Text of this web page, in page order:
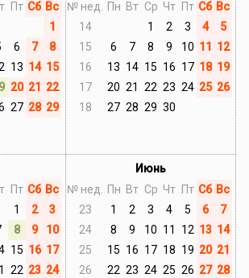
Пт Сб Вс
1
6 7
8
13 14 15
20 21
22
27 28 29
№ нед. Пн Вт Ср Чт Пт Сб Вс
14
1 2 3 4
5
15
6 7 8 9 10 11
12
16
13 14 15 16 17 18 19
17
20 21 22 23 24 25 26
18
27 28 29 30
Пт Сб Вс
1 2
3
8 9
10
15 16 17
22 23 24
Июнь
№ нед.
Пн Вт Ср Чт Пт Сб Вс
23
1 2 3 4 5 6
7
24
8 9 10 11 12 13 14
25
15 16 17 18 19 20 21
26
22 23 24 25 26 27 28